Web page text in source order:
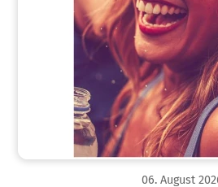
06. August